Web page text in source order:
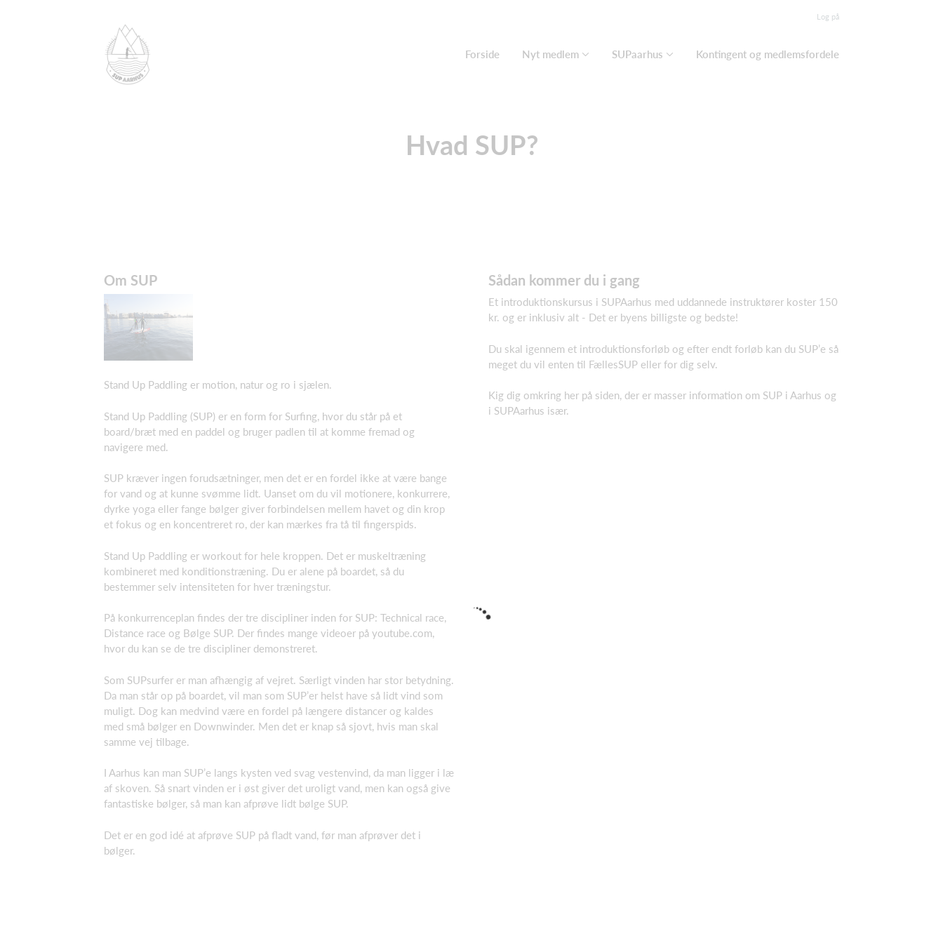
Log på
Forside Nyt medlem SUPaarhus Kontingent og medlemsfordele
Hvad SUP?
Om SUP
Stand Up Paddling er motion, natur og ro i sjælen.
Stand Up Paddling (SUP) er en form for Surfing, hvor du står på et
board/bræt med en paddel og bruger padlen til at komme fremad og
navigere med.
SUP kræver ingen forudsætninger, men det er en fordel ikke at være bange
for vand og at kunne svømme lidt. Uanset om du vil motionere, konkurrere,
dyrke yoga eller fange bølger giver forbindelsen mellem havet og din krop
et fokus og en koncentreret ro, der kan mærkes fra tå til fingerspids.
Stand Up Paddling er workout for hele kroppen. Det er muskeltræning
kombineret med konditionstræning. Du er alene på boardet, så du
bestemmer selv intensiteten for hver træningstur.
På konkurrenceplan findes der tre discipliner inden for SUP: Technical race,
Distance race og Bølge SUP. Der findes mange videoer på youtube.com,
hvor du kan se de tre discipliner demonstreret.
Som SUPsurfer er man afhængig af vejret. Særligt vinden har stor betydning.
Da man står op på boardet, vil man som SUP’er helst have så lidt vind som
muligt. Dog kan medvind være en fordel på længere distancer og kaldes
med små bølger en Downwinder. Men det er knap så sjovt, hvis man skal
samme vej tilbage.
I Aarhus kan man SUP’e langs kysten ved svag vestenvind, da man ligger i læ
af skoven. Så snart vinden er i øst giver det uroligt vand, men kan også give
fantastiske bølger, så man kan afprøve lidt bølge SUP.
Det er en god idé at afprøve SUP på fladt vand, før man afprøver det i
bølger.
Sådan kommer du i gang
Et introduktionskursus i SUPAarhus med uddannede instruktører koster 150
kr. og er inklusiv alt - Det er byens billigste og bedste!
Du skal igennem et introduktionsforløb og efter endt forløb kan du SUP’e så
meget du vil enten til FællesSUP eller for dig selv.
Kig dig omkring her på siden, der er masser information om SUP i Aarhus og
i SUPAarhus især.